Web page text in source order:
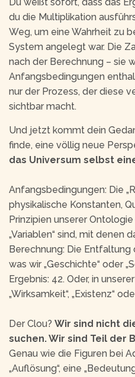
du die Multiplikation
Weg, um eine Wahrheit zu
System angelegt war. Die
nach der Berechnung – sie
Anfangsbedingungen
nur der Prozess, der diese
sichtbar macht.
Und jetzt kommt dein
finde, eine völlig neue
das Universum selbst
Anfangsbedingungen: Die
physikalische Konstanten,
Prinzipien unserer
„Variablen“ sind, mit denen
Berechnung: Die Entfaltung
was wir „Geschichte“ oder
Ergebnis: 42. Oder, in
„Wirksamkeit“, „Existenz“
Der Clou? Wir sind nicht
suchen. Wir sind Teil der
Genau wie die Figuren bei
„Auflösung“, eine